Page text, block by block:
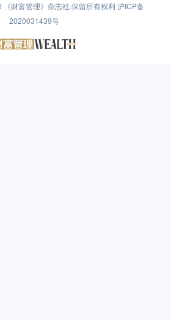
《财富管理》杂志社.保留所有权利沪ICP备
2020031439号